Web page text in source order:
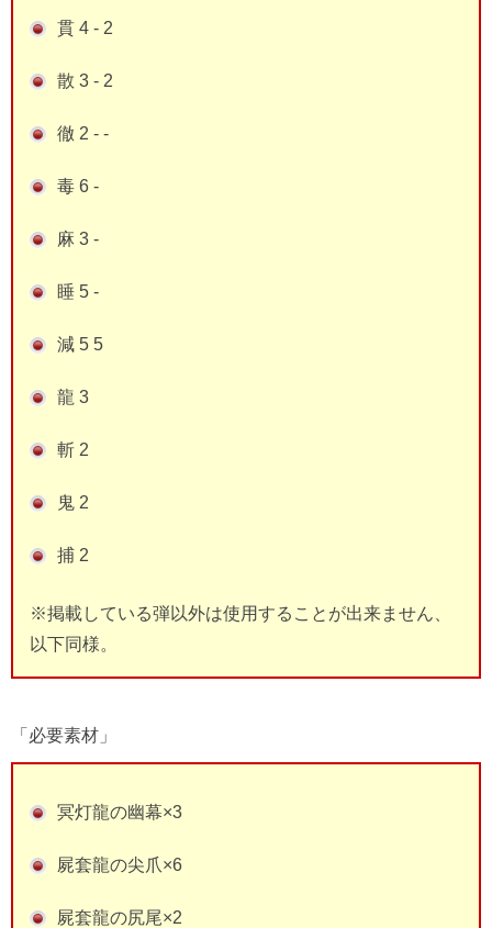
貫 4 - 2
散 3 - 2
徹 2 - -
毒 6 -
麻 3 -
睡 5 -
減 5 5
龍 3
斬 2
鬼 2
捕 2
※掲載している弾以外は使用することが出来ません、
以下同様。
「必要素材」
冥灯龍の幽幕×3
屍套龍の尖爪×6
屍套龍の尻尾×2